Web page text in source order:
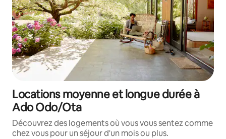
Locations moyenne et longue durée à
Ado Odo/Ota
Découvrez des logements où vous vous sentez comme
chez vous pour un séjour d'un mois ou plus.